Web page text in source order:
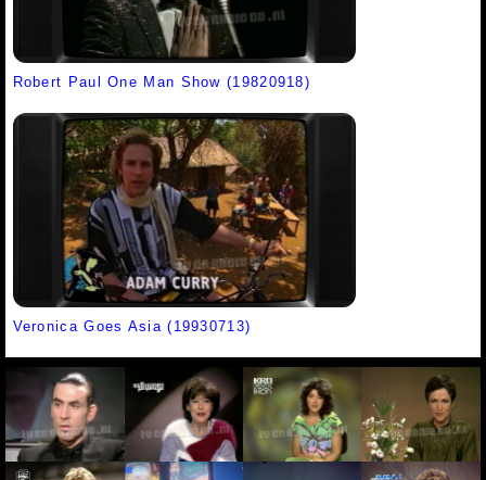
Robert Paul One Man Show (19820918)
Veronica Goes Asia (19930713)